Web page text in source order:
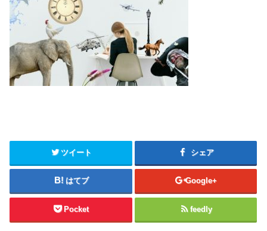
ツイート シェア
はてブ Google+
Pocket feedly